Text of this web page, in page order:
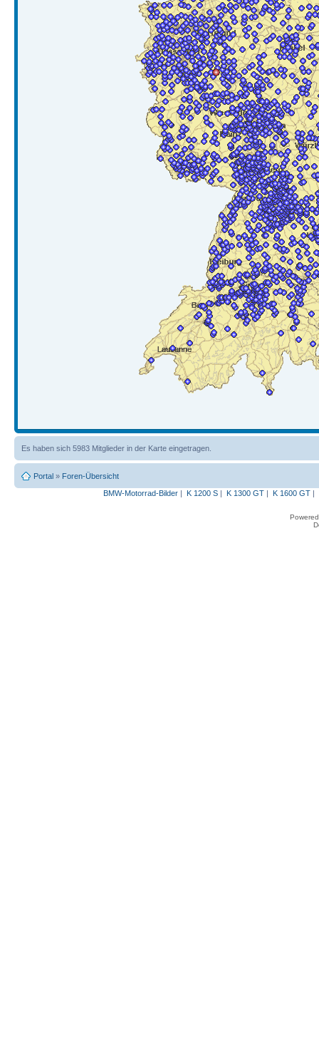
Es haben sich 5983 Mitglieder in der Karte eingetragen.
Portal » Foren-Übersicht
BMW-Motorrad-Bilder| K 1200 S| K 1300 GT| K 1600 GT|